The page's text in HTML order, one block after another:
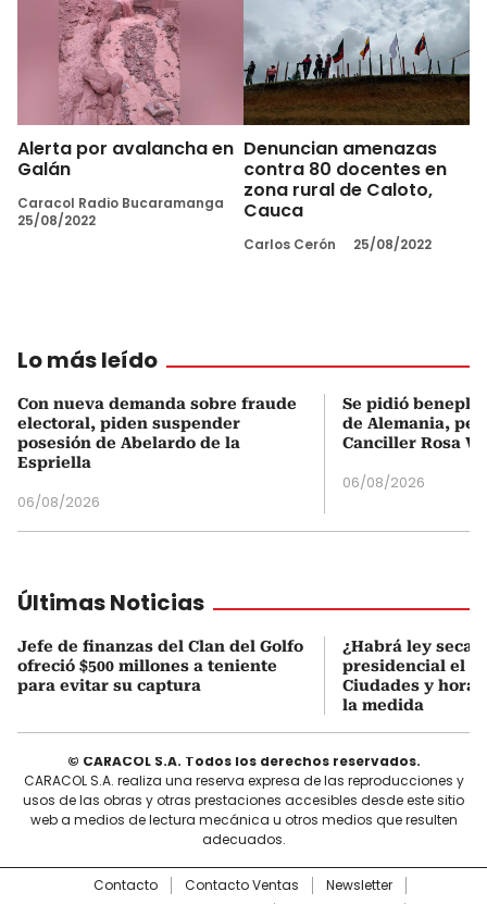
Alerta por avalancha en
Galán
Caracol Radio Bucaramanga
25/08/2022
Denuncian amenazas
contra 80 docentes en
zona rural de Caloto,
Cauca
Carlos Cerón 25/08/2022
Lo más leído
Con nueva demanda sobre fraude
electoral, piden suspender
posesión de Abelardo de la
Espriella
06/08/2026
Se pidió
de Alemania,
Canciller Rosa
06/08/2026
Últimas Noticias
Jefe de finanzas del Clan del Golfo
ofreció $500 millones a teniente
para evitar su captura
¿Habrá ley seca
presidencial el 7
Ciudades y
la medida
© CARACOL S.A. Todos los derechos reservados.
CARACOL S.A. realiza una reserva expresa de las reproducciones y
usos de las obras y otras prestaciones accesibles desde este sitio
web a medios de lectura mecánica u otros medios que resulten
adecuados.
Contacto Contacto Ventas
Newsletter